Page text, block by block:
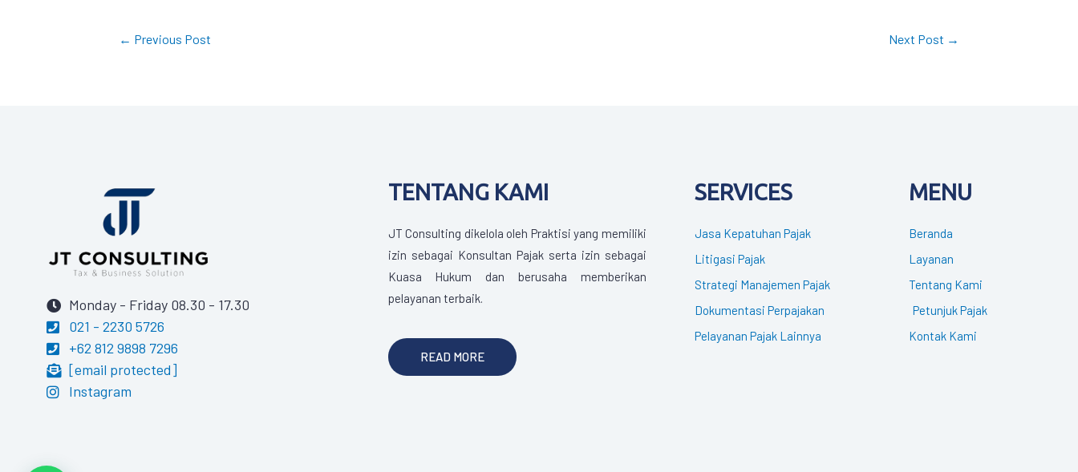
← Previous Post Next Post →
Monday - Friday 08.30 - 17.30
021 - 2230 5726
+62 812 9898 7296
[email protected]
Instagram
TENTANG KAMI
JT Consulting dikelola oleh Praktisi yang memiliki
izin sebagai Konsultan Pajak serta izin sebagai
Kuasa Hukum dan berusaha memberikan
pelayanan terbaik.
READ MORE
SERVICES
Jasa Kepatuhan Pajak
Litigasi Pajak
Strategi Manajemen Pajak
Dokumentasi Perpajakan
Pelayanan Pajak Lainnya
MENU
Beranda
Layanan
Tentang Kami
Petunjuk Pajak
Kontak Kami